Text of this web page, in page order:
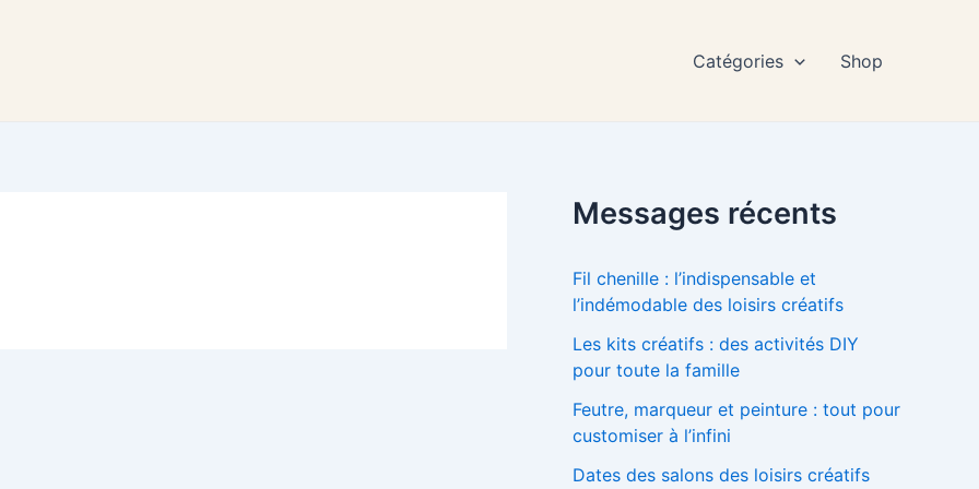
Catégories Shop
Messages récents
Fil chenille : l’indispensable et
l’indémodable des loisirs créatifs
Les kits créatifs : des activités DIY
pour toute la famille
Feutre, marqueur et peinture : tout pour
customiser à l’infini
Dates des salons des loisirs créatifs